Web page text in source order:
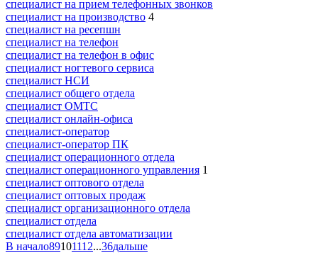
специалист на прием телефонных звонков
специалист на производство 4
специалист на ресепшн
специалист на телефон
специалист на телефон в офис
специалист ногтевого сервиса
специалист НСИ
специалист общего отдела
специалист ОМТС
специалист онлайн-офиса
специалист-оператор
специалист-оператор ПК
специалист операционного отдела
специалист операционного управления 1
специалист оптового отдела
специалист оптовых продаж
специалист организационного отдела
специалист отдела
специалист отдела автоматизации
В начало89101112...36дальше